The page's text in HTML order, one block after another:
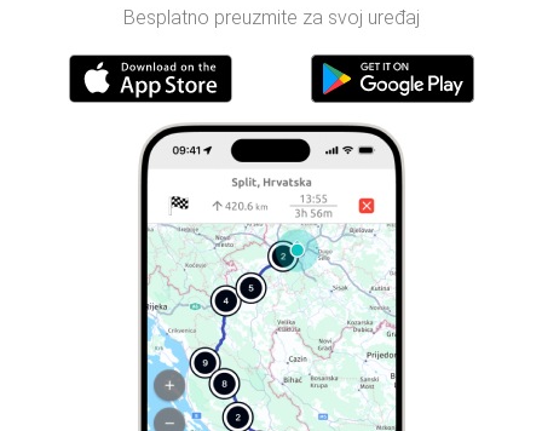
Besplatno preuzmite za svoj uređaj